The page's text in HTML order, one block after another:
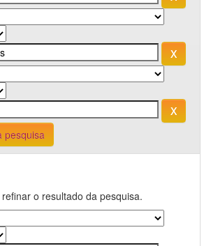
pesquisa
o resultado da pesquisa.